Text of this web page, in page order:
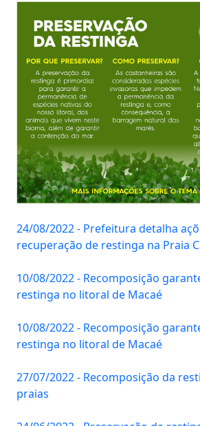
24/08/2022 - Prefeitura detalha
recuperação de restinga na Praia
10/08/2022 - Recomposição
restinga no litoral de Macaé
10/08/2022 - Recomposição
restinga no litoral de Macaé
27/07/2022 - Recomposição da
praias